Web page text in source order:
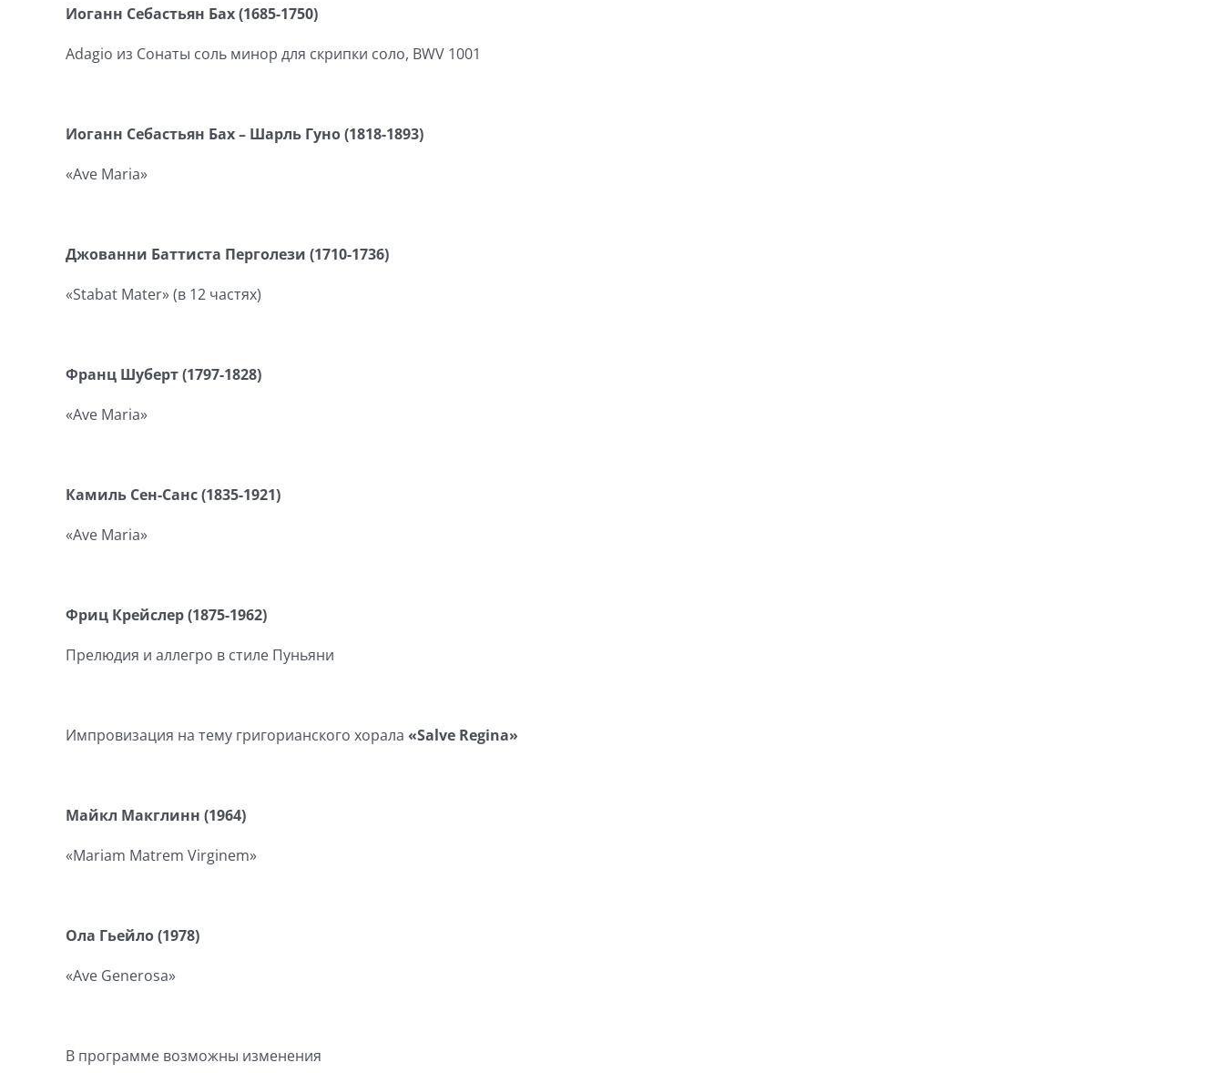
Иоганн Себастьян Бах(1685-1750)
Adagio из Сонаты соль минор для скрипки соло, BWV 1001
Иоганн Себастьян Бах – Шарль Гуно (1818-1893)
«Ave Maria»
Джованни Баттиста Перголези (1710-1736)
«Stabat Mater» (в 12 частях)
Франц Шуберт (1797-1828)
«Ave Maria»
Камиль Сен-Санс (1835-1921)
«Ave Maria»
Фриц Крейслер (1875-1962)
Прелюдия и аллегро в стиле Пуньяни
Импровизация на тему григорианского хорала «Salve Regina»
Майкл Макглинн (1964)
«Mariam Matrem Virginem»
Ола Гьейло (1978)
«Ave Generosa»
В программе возможны изменения